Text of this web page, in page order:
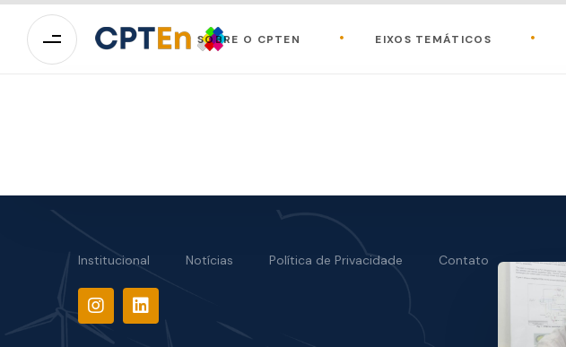
SOBRE O CPTEN EIXOS TEMÁTICOS
Institucional Notícias Política de Privacidade Contato